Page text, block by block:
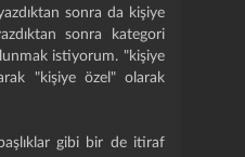
sonra da kişiye
sonra kategori
istiyorum. "kişiye
"kişiye özel" olarak
gibi bir de itiraf